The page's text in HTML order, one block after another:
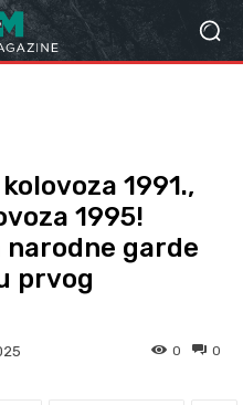
1991.,
1995!
garde
prvog
0
0